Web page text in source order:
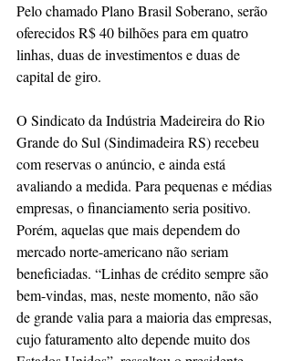
Pelo chamado Plano Brasil Soberano, serão
oferecidos R$ 40 bilhões para em quatro
linhas, duas de investimentos e duas de
capital de giro.
O Sindicato da Indústria Madeireira do Rio
Grande do Sul (Sindimadeira RS) recebeu
com reservas o anúncio, e ainda está
avaliando a medida. Para pequenas e médias
empresas, o financiamento seria positivo.
Porém, aquelas que mais dependem do
mercado norte-americano não seriam
beneficiadas. “Linhas de crédito sempre são
bem-vindas, mas, neste momento, não são
de grande valia para a maioria das empresas,
cujo faturamento alto depende muito dos